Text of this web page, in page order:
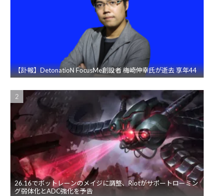
【訃報】DetonatioN FocusMe創設者 梅崎伸幸氏が逝去 享年44
26.16でボットレーンのメイジに調整、Riotがサポートローミン
グ弱体化とADC強化を予告